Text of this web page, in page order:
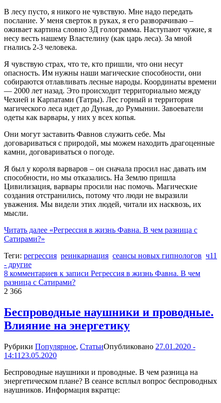
В лесу пусто, я никого не чувствую. Мне надо передать
послание. У меня сверток в руках, я его разворачиваю –
оживает картина словно 3Д голограмма. Наступают чужие, я
несу весть нашему Властелину (как царь леса). За мной
гнались 2-3 человека.
Я чувствую страх, что те, кто пришли, что они несут
опасность. Им нужны наши магические способности, они
собираются отлавливать лесные народы. Координаты времени
— 2000 лет назад. Это происходит территориально между
Чехией и Карпатами (Татры). Лес горный и территория
магического леса идет до Дуная, до Румынии. Завоеватели
одеты как варвары, у них у всех копья.
Они могут заставить Фавнов служить себе. Мы
договариваться с природой, мы можем находить драгоценные
камни, договариваться о погоде.
Я был у короля варваров – он сначала просил нас давать им
способности, но мы отказались. На Землю пришла
Цивилизация, варвары просили нас помочь. Магические
создания отстранились, потому что люди не выразили
уважения. Мы видели этих людей, читали их насквозь, их
мысли.
Читать далее «Регрессия в жизнь Фавна. В чем разница с
Сатирами?»
Теги: регрессия реинкарнация сеансы новых гипнологов ч11
- другие
8 комментариев к записи Регрессия в жизнь Фавна. В чем
разница с Сатирами?
2 366
Беспроводные наушники и проводные.
Влияние на энергетику
Рубрики Популярное, СтатьиОпубликовано 27.01.2020 -
14:11 23.05.2020
Беспроводные наушники и проводные. В чем разница на
энергетическом плане? В сеансе всплыл вопрос беспроводных
наушников. Информация вкратце: